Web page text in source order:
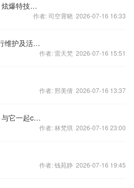
日系格斗手游《苍翼之刃》 炫爆特技暴走二次元
作者: 司空霄晓 2026-07-16 16:33
《勇者斗恶魔》9月11日例行维护及活动公告
作者: 雷天梵 2026-07-16 15:51
作者: 邢美倩 2026-07-16 13:37
萌蠢《忠犬》今日泪奔首测 与它一起carry她
作者: 林梵琪 2026-07-16 23:00
作者: 钱苑静 2026-07-16 19:45